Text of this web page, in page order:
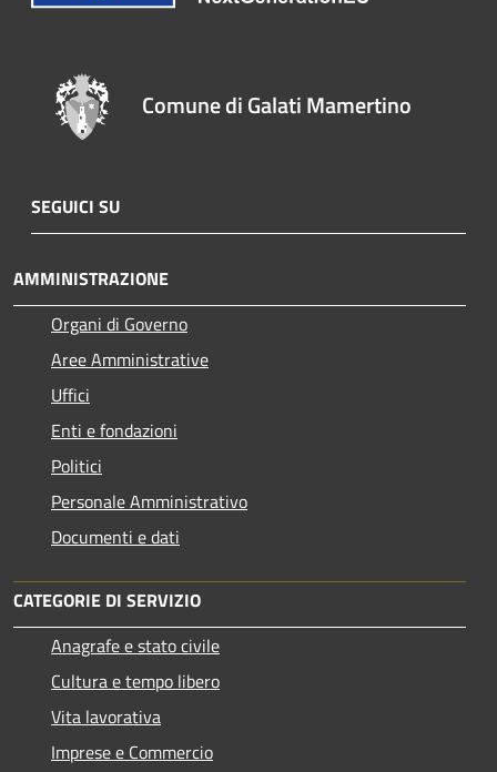
Comune di Galati Mamertino
SEGUICI SU
AMMINISTRAZIONE
Organi di Governo
Aree Amministrative
Uffici
Enti e fondazioni
Politici
Personale Amministrativo
Documenti e dati
CATEGORIE DI SERVIZIO
Anagrafe e stato civile
Cultura e tempo libero
Vita lavorativa
Imprese e Commercio